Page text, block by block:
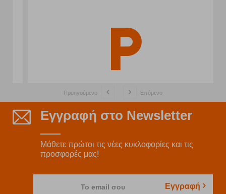
Προηγούμενο Επόμενο
Εγγραφή στο Newsletter
Μάθετε πρώτοι τις νέες κυκλοφορίες και τις
προσφορές μας!
Το email σου Εγγραφή